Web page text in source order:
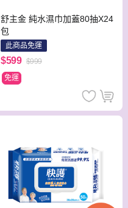
舒主金 純水濕巾加蓋80抽X24
包
此商品免運
$599 $999
免運